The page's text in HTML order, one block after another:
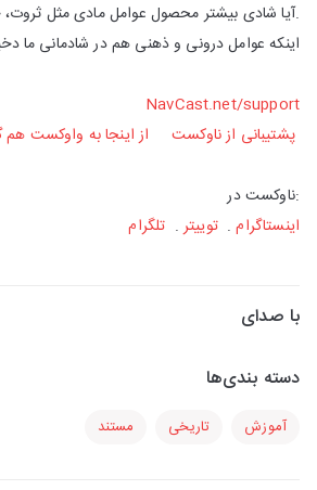
.آیا شادی بیشتر محصول عوامل مادی مثل ثروت،
اینکه عوامل درونی و ذهنی هم در شادمانی ما
NavCast.net/support
پشتیبانی از ناوکست
از اینجا به واوکست
:ناوکست در
اینستاگرام.توییتر. تلگرام
با صدای
دسته بندی‌ها
آموزش تاریخی مستند